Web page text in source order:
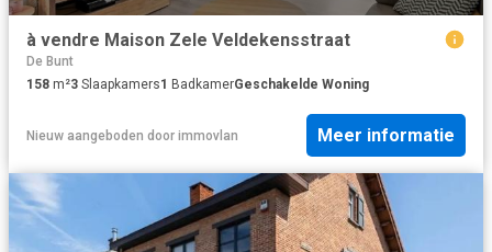
à vendre Maison Zele Veldekensstraat
De Bunt
158 m²3 Slaapkamers1 BadkamerGeschakelde Woning
Nieuw aangeboden door immovlan Meer informatie